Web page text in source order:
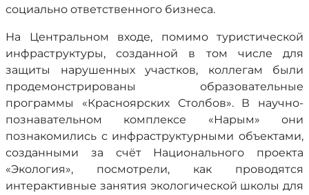
социально ответственного бизнеса.
На Центральном входе, помимо туристической
инфраструктуры, созданной в том числе для
защиты нарушенных участков, коллегам были
продемонстрированы образовательные
программы «Красноярских Столбов». В научно-
познавательном комплексе «Нарым» они
познакомились с инфраструктурными объектами,
созданными за счёт Национального проекта
«Экология», посмотрели, как проводятся
интерактивные занятия экологической школы для